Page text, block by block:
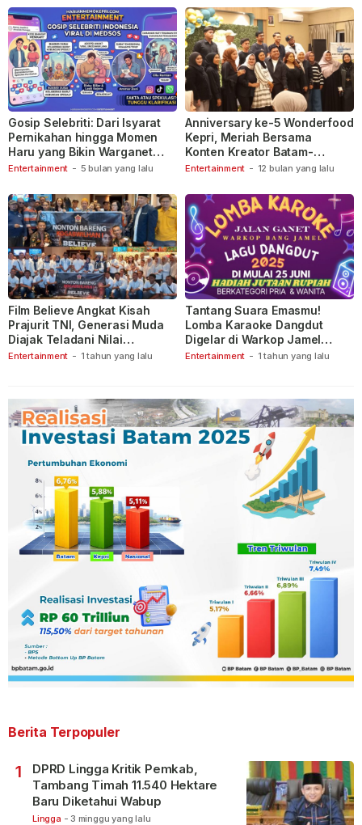
Entertainment - 5 bulan yang lalu
Gosip Selebriti: Dari Isyarat
Pernikahan hingga Momen
Haru yang Bikin Warganet
Berspekulasi
Entertainment - 12 bulan yang lalu
Anniversary ke-5 Wonderfood
Kepri, Meriah Bersama
Konten Kreator Batam-
Tanjungpinang
Entertainment - 1 tahun yang lalu
Film Believe Angkat Kisah
Prajurit TNI, Generasi Muda
Diajak Teladani Nilai
Keberanian
Entertainment - 1 tahun yang lalu
Tantang Suara Emasmu!
Lomba Karaoke Dangdut
Digelar di Warkop Jamel
Ganet
Berita Terpopuler
1
DPRD Lingga Kritik Pemkab,
Tambang Timah 11.540 Hektare
Baru Diketahui Wabup
Lingga - 3 minggu yang lalu